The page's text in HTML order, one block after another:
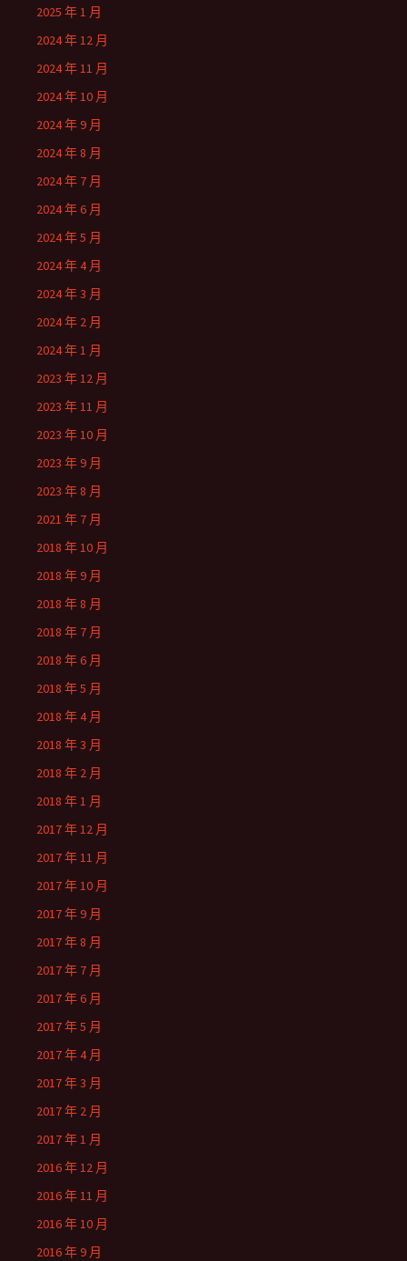
2025 年 1 月
2024 年 12 月
2024 年 11 月
2024 年 10 月
2024 年 9 月
2024 年 8 月
2024 年 7 月
2024 年 6 月
2024 年 5 月
2024 年 4 月
2024 年 3 月
2024 年 2 月
2024 年 1 月
2023 年 12 月
2023 年 11 月
2023 年 10 月
2023 年 9 月
2023 年 8 月
2021 年 7 月
2018 年 10 月
2018 年 9 月
2018 年 8 月
2018 年 7 月
2018 年 6 月
2018 年 5 月
2018 年 4 月
2018 年 3 月
2018 年 2 月
2018 年 1 月
2017 年 12 月
2017 年 11 月
2017 年 10 月
2017 年 9 月
2017 年 8 月
2017 年 7 月
2017 年 6 月
2017 年 5 月
2017 年 4 月
2017 年 3 月
2017 年 2 月
2017 年 1 月
2016 年 12 月
2016 年 11 月
2016 年 10 月
2016 年 9 月